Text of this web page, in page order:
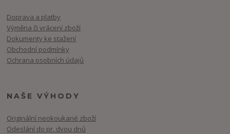
Doprava a platby
Výměna či vrácení zboží
Dokumenty ke stažení
Obchodní podmínky
Ochrana osobních údajů
NAŠE VÝHODY
Originální neokoukané zboží
Odeslání do pr. dvou dnů